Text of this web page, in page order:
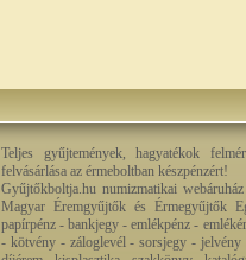
Teljes gyűjtemények, hagyatékok
felvásárlása az érmeboltban készpénzért!
Gyűjtőkboltja.hu numizmatikai
Magyar Éremgyűjtők és Érmegyűjtők
papírpénz - bankjegy - emlékpénz -
- kötvény - záloglevél - sorsjegy -